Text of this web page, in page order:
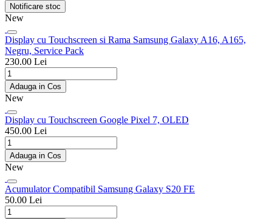
Notificare stoc
New
Display cu Touchscreen si Rama Samsung Galaxy A16, A165,
Negru, Service Pack
230.00 Lei
Adauga in Cos
New
Display cu Touchscreen Google Pixel 7, OLED
450.00 Lei
Adauga in Cos
New
Acumulator Compatibil Samsung Galaxy S20 FE
50.00 Lei